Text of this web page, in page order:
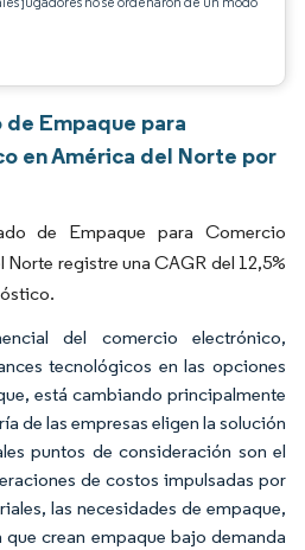
Empaque para
en América del Norte por
de Empaque para Comercio
registre una CAGR del 12,5%
del comercio electrónico,
tecnológicos en las opciones
está cambiando principalmente
de las empresas eligen la solución
puntos de consideración son el
de costos impulsadas por
las necesidades de empaque,
crean empaque bajo demanda